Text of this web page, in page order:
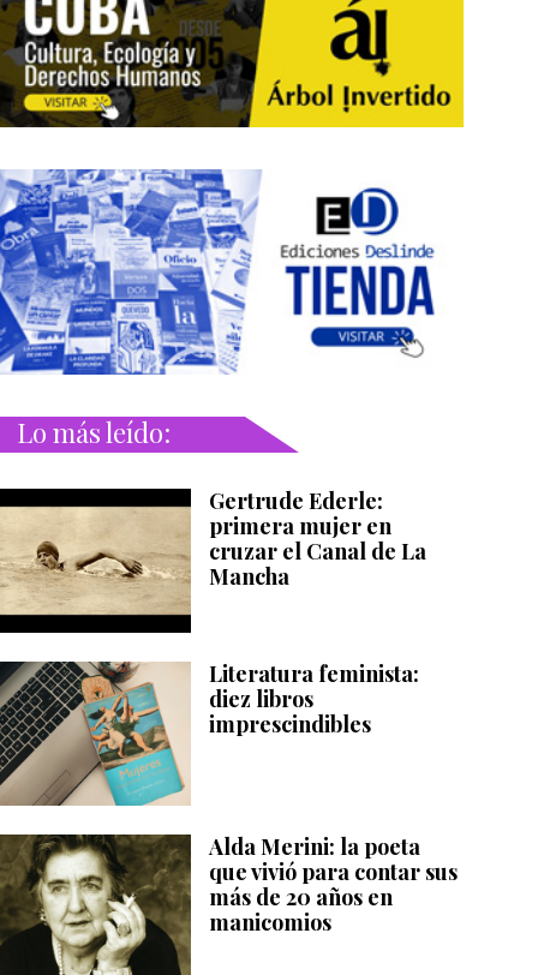
Lo más leído:
Gertrude Ederle:
primera mujer en
cruzar el Canal de La
Mancha
Literatura feminista:
diez libros
imprescindibles
Alda Merini: la poeta
que vivió para contar sus
más de 20 años en
manicomios